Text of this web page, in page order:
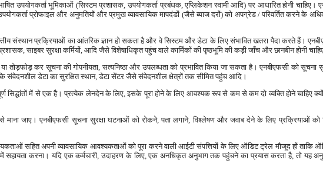
उपयोगकर्ता भूमिकाओं (सिस्टम प्रशासक, उपयोगकर्ता प्रबंधक, एप्लिकेशन स्वामी आदि) पर आधारित होनी चाहिए।
प्रोफाइल और अनुमतियों और प्रमुख व्यावसायिक मापदंडों (जैसे ब्याज दरों) को अपग्रेड / परिवर्तित करने के
संस्थान प्रक्रियाओं का आंतरिक ज्ञान हो सकता है और वे सिस्टम और डेटा के लिए संभावित खतरा पैदा करते हैं।
साइबर सुरक्षा कर्मियों, आदि जैसे विशेषाधिकृत पहुंच वाले कार्मिकों की पृष्ठभूमि की कड़ी जाँच और छानबीन होनी
तोड़फोड़ कर सूचना की गोपनीयता, सत्यनिष्ठा और उपलब्धता को प्रभावित किया जा सकता है। एनबीएफसी को सूचना
संवेदनशील डेटा का सुरक्षित स्थान, डेटा सेंटर जैसे संवेदनशील क्षेत्रों तक सीमित पहुंच आदि।
सिद्धांतों में से एक है। प्रत्येक लेनदेन के लिए, इसके पूरा होने के लिए आवश्यक रूप से कम से कम दो व्यक्ति होने चाहिए
माना जाए। एनबीएफसी सूचना सुरक्षा घटनाओं को रोकने, पता लगाने, विश्लेषण और जवाब देने के लिए प्रक्रियाओं
सहित अपनी व्यावसायिक आवश्यकताओं को पूरा करने वाली आईटी संपत्तियों के लिए ऑडिट ट्रेल मौजूद हों ताकि
सहायता करना। यदि एक कर्मचारी, उदाहरण के लिए, एक अनधिकृत अनुभाग तक पहुंचने का प्रयास करता है, तो यह